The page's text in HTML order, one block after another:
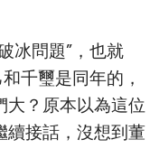
冰問題”，也就
千璽是同年的，
大？原本以為這位
續接話，沒想到董